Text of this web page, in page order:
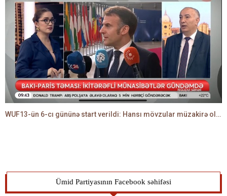
WUF13-ün 6-cı gününə start verildi: Hansı mövzular müzakirə olunacaq? -TALEH ƏLİYEV danışır
Ümid Partiyasının Facebook səhifəsi